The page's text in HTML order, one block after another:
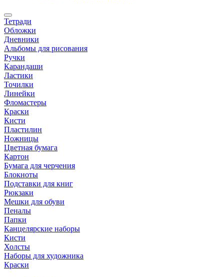
Тетради
Обложки
Дневники
Альбомы для рисования
Ручки
Карандаши
Ластики
Точилки
Линейки
Фломастеры
Краски
Кисти
Пластилин
Ножницы
Цветная бумага
Картон
Бумага для черчения
Блокноты
Подставки для книг
Рюкзаки
Мешки для обуви
Пеналы
Папки
Канцелярские наборы
Кисти
Холсты
Наборы для художника
Краски